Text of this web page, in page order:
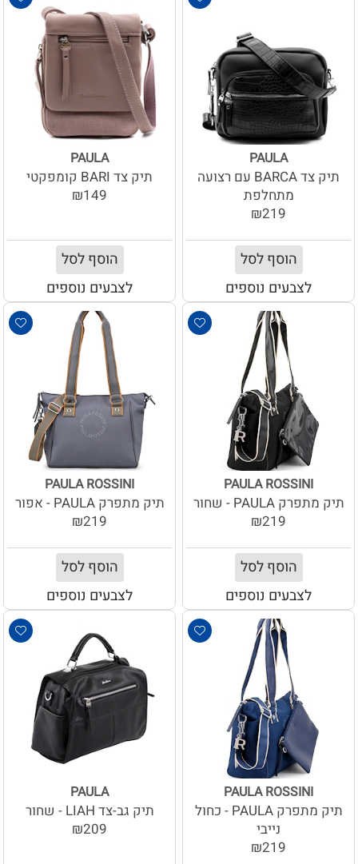
PAULA
תיק צד BARCA עם רצועה
מתחלפת
₪219
הוסף לסל
לצבעים נוספים
PAULA
תיק צד BARI קומפקטי
₪149
הוסף לסל
לצבעים נוספים
PAULA ROSSINI
תיק מתפרק PAULA - שחור
₪219
הוסף לסל
לצבעים נוספים
PAULA ROSSINI
תיק מתפרק PAULA - אפור
₪219
הוסף לסל
לצבעים נוספים
PAULA ROSSINI
תיק מתפרק PAULA - כחול
נייבי
₪219
PAULA
תיק גב-צד LIAH - שחור
₪209